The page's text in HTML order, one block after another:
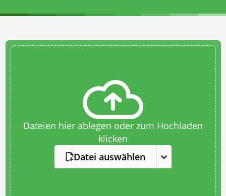
Dateien hier ablegen oder zum Hochladen
klicken
Datei auswählen